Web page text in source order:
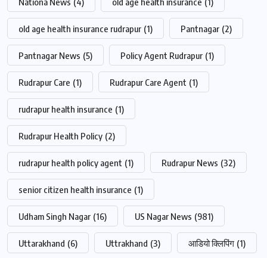
old age health insurance rudrapur (1) Pantnagar (2)
Pantnagar News (5) Policy Agent Rudrapur (1)
Rudrapur Care (1) Rudrapur Care Agent (1)
rudrapur health insurance (1)
Rudrapur Health Policy (2)
rudrapur health policy agent (1) Rudrapur News (32)
senior citizen health insurance (1)
Udham Singh Nagar (16) US Nagar News (981)
Uttarakhand (6) Uttrakhand (3) आडियो क्लिपिंग (1)